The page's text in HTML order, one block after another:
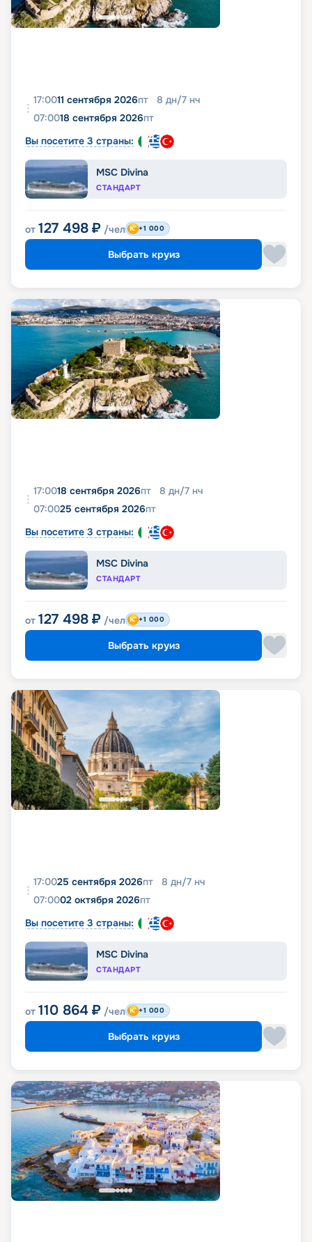
17:0011 сентября 2026пт 8 дн/7 нч
07:0018 сентября 2026пт
Вы посетите 3 страны:
MSC Divina
СТАНДАРТ
от 127 498 ₽ /чел +1 000
Выбрать круиз
17:0018 сентября 2026пт 8 дн/7 нч
07:0025 сентября 2026пт
Вы посетите 3 страны:
MSC Divina
СТАНДАРТ
от 127 498 ₽ /чел +1 000
Выбрать круиз
17:0025 сентября 2026пт 8 дн/7 нч
07:0002 октября 2026пт
Вы посетите 3 страны:
MSC Divina
СТАНДАРТ
от 110 864 ₽ /чел +1 000
Выбрать круиз